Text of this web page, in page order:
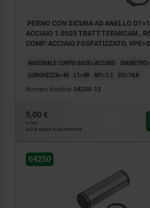
PERNO CON SICURA AD ANELLO
ACCIAIO 1.0503 TRATT.TERMICAM.,
COMP:ACCIAIO FOSFATIZZATO,
MATERIALE CORPO BASE=ACCIAIO
LUNGHEZZA=46
L1=40 M1=1,1 D3=19,6
Numero d’ordine: 04250-12
5,00 €
+ IVA
più le spese di spedizione
04250